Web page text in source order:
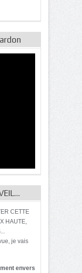
CETTE
HAUTE,
je vais
envers